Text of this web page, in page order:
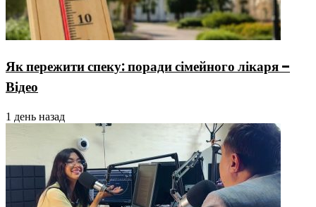
Як пережити спеку: поради сімейного лікаря –
Відео
1 день назад